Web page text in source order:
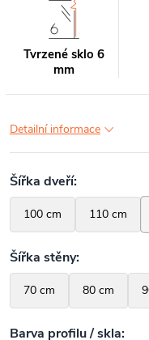
Tvrzené sklo 6
mm
Detailní informace